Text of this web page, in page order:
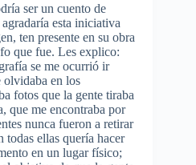
ser un cuento de
esta iniciativa
ten presente en su obra
que fue. Les explico:
se me ocurrió ir
olvidaba en los
fotos que la gente tiraba
que me encontraba por
nunca fueron a retirar
todas ellas quería hacer
en un lugar físico;